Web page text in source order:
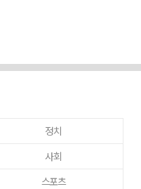
정치
사회
스포츠